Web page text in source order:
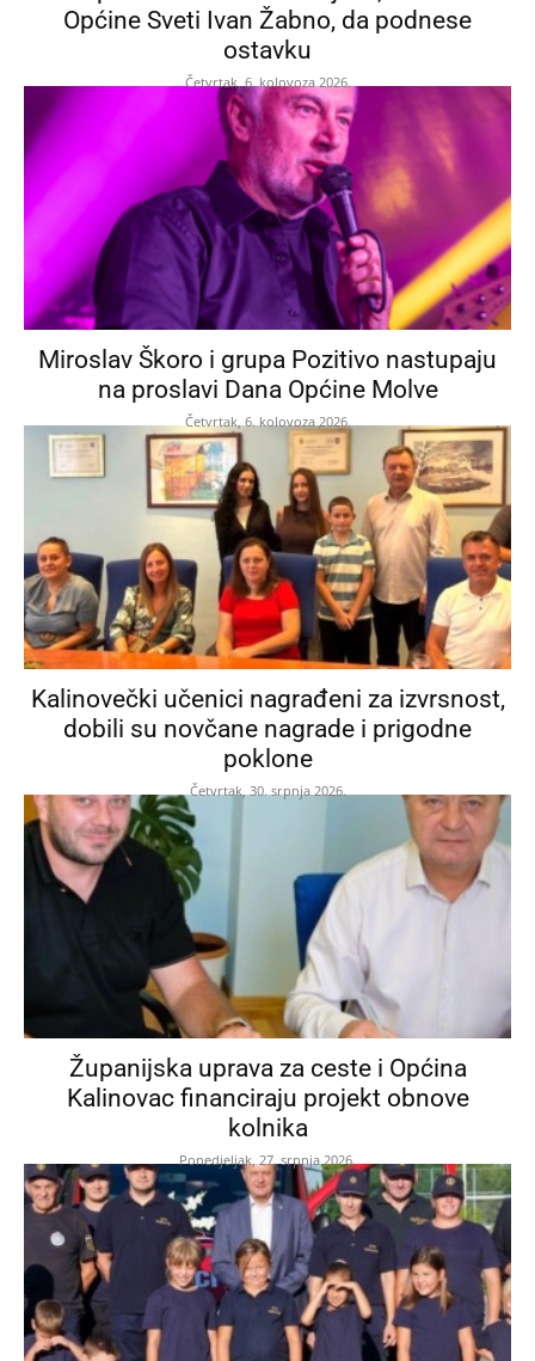
Općine Sveti Ivan Žabno, da podnese
ostavku
Četvrtak, 6. kolovoza 2026.
Miroslav Škoro i grupa Pozitivo nastupaju
na proslavi Dana Općine Molve
Četvrtak, 6. kolovoza 2026.
Kalinovečki učenici nagrađeni za izvrsnost,
dobili su novčane nagrade i prigodne
poklone
Četvrtak, 30. srpnja 2026.
Županijska uprava za ceste i Općina
Kalinovac financiraju projekt obnove
kolnika
Ponedjeljak, 27. srpnja 2026.